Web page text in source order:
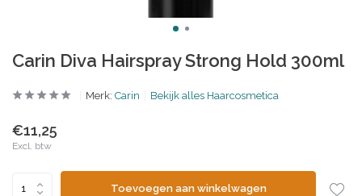
Carin Diva Hairspray Strong Hold 300ml
Merk: Carin Bekijk alles Haarcosmetica
€11,25
Excl. btw
Toevoegen aan winkelwagen